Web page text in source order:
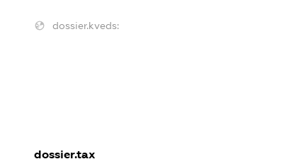
dossier.kveds:
dossier.tax